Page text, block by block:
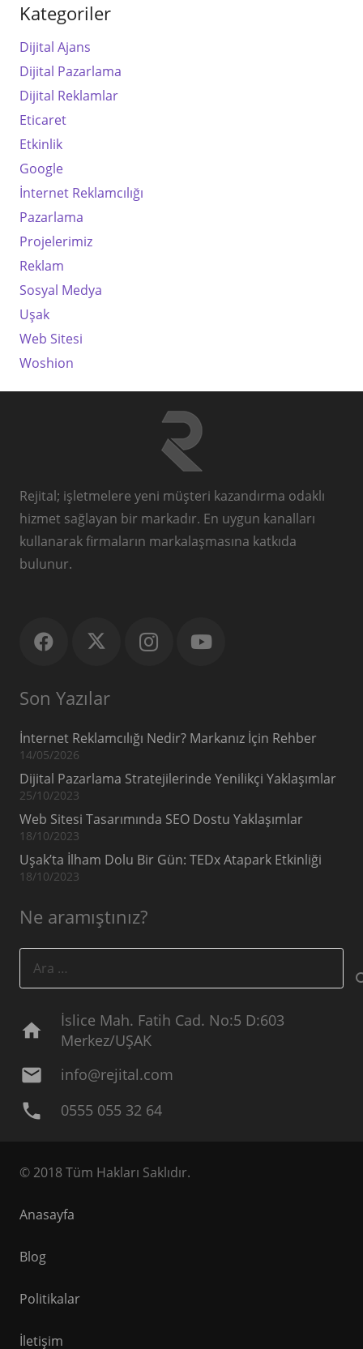
Kategoriler
Dijital Ajans
Dijital Pazarlama
Dijital Reklamlar
Eticaret
Etkinlik
Google
İnternet Reklamcılığı
Pazarlama
Projelerimiz
Reklam
Sosyal Medya
Uşak
Web Sitesi
Woshion
Rejital; işletmelere yeni müşteri kazandırma odaklı
hizmet sağlayan bir markadır. En uygun kanalları
kullanarak firmaların markalaşmasına katkıda
bulunur.
Son Yazılar
İnternet Reklamcılığı Nedir? Markanız İçin Rehber
14/05/2026
Dijital Pazarlama Stratejilerinde Yenilikçi Yaklaşımlar
25/10/2023
Web Sitesi Tasarımında SEO Dostu Yaklaşımlar
18/10/2023
Uşak’ta İlham Dolu Bir Gün: TEDx Atapark Etkinliği
18/10/2023
Ne aramıştınız?
home
İslice Mah. Fatih Cad. No:5 D:603
Merkez/UŞAK
mail info@rejital.com
phone 0555 055 32 64
© 2018 Tüm Hakları Saklıdır.
Anasayfa
Blog
Politikalar
İletişim